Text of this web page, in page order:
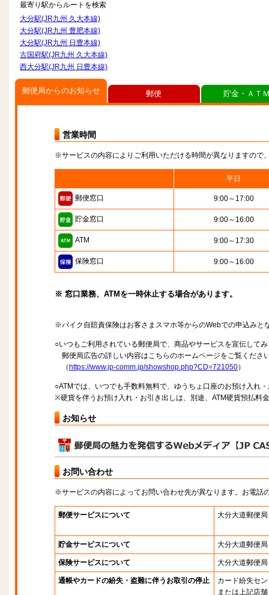
最寄り駅からルートを検索
大分駅(JR九州 久大本線)
大分駅(JR九州 豊肥本線)
大分駅(JR九州 日豊本線)
古国府駅(JR九州 久大本線)
西大分駅(JR九州 日豊本線)
郵便局からのお知らせ
営業時間
※サービスの内容によりご利用いただける時間が異なりますので
平日
郵便窓口 9:00～17:00
貯金窓口 9:00～16:00
ATM 9:00～17:30
保険窓口 9:00～16:00
※ 窓口業務、ATMを一時休止する場合があります。
※バイク自賠責保険はお客さまスマホ等からのWebでの申込みと
○いつもご利用されている郵便局で、商品やサービスを宣伝して
郵便局広告の詳しい内容はこちらのホームページをご覧くださ
（ https://www.jp-comm.jp/showshop.php?CD=721050）
○ATMでは、いつでも手数料無料で、ゆうちょ口座のお預け入れ
※硬貨を伴うお預け入れ・お引き出しは、別途、ATM硬貨預払料
お知らせ
お問い合わせ
※サービスの内容によってお問い合わせ先が異なります。お電話
郵便サービスについて 大分大道郵便局
貯金サービスについて 大分大道郵便局
保険サービスについて 大分大道郵便局
通帳やカードの紛失・盗難に伴うお取引の停止
カード紛失セ
または上記店舗
郵便 貯金・ＡＴ